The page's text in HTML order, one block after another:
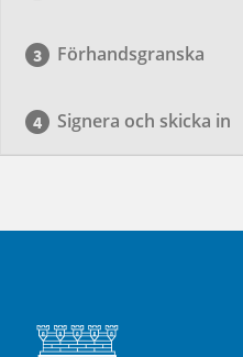
Förhandsgranska
Signera och skicka in